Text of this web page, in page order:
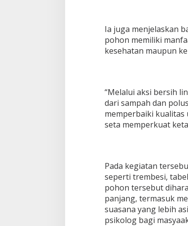
Ia juga menjelaskan
pohon memiliki
kesehatan maupun
“Melalui aksi bersih
dari sampah dan
memperbaiki kualitas
seta memperkuat
Pada kegiatan
seperti trembesi,
pohon tersebut
panjang, termasuk
suasana yang lebih
psikolog bagi